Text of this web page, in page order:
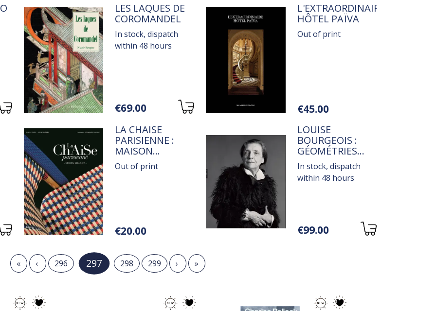
TITRE
LES LAQUES DE
COROMANDEL
In stock, dispatch
within 48 hours
Variations
€69.00
TITRE
L'EXTRAORDINAIRE
HÔTEL PAÏVA
Out of print
Variations
€45.00
TITRE
LA CHAISE
PARISIENNE :
MAISON
DRUCKER
Out of print
Variations
€20.00
TITRE
LOUISE
BOURGEOIS :
GÉOMÉTRIES
INTIMES
In stock, dispatch
within 48 hours
Variations
€99.00
First page
« Previous page
‹ Page
296 Current page
297 Page
298 Page
299 Next page
› Last page
»